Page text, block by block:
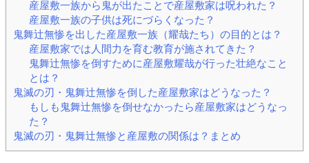
産屋敷一族から鬼が出たことで産屋敷家は呪われた？
産屋敷一族の子供は死にづらくなった？
鬼舞辻無惨を出した産屋敷一族（耀哉たち）の目的とは？
産屋敷家では人間力を育む教育が施されてきた？
鬼舞辻無惨を倒すために産屋敷耀哉が行った壮絶なこと
とは？
鬼滅の刃・鬼舞辻無惨を倒した産屋敷家はどうなった？
もしも鬼舞辻無惨を倒せなかったら産屋敷家はどうなっ
た？
鬼滅の刃・鬼舞辻無惨と産屋敷の関係は？まとめ